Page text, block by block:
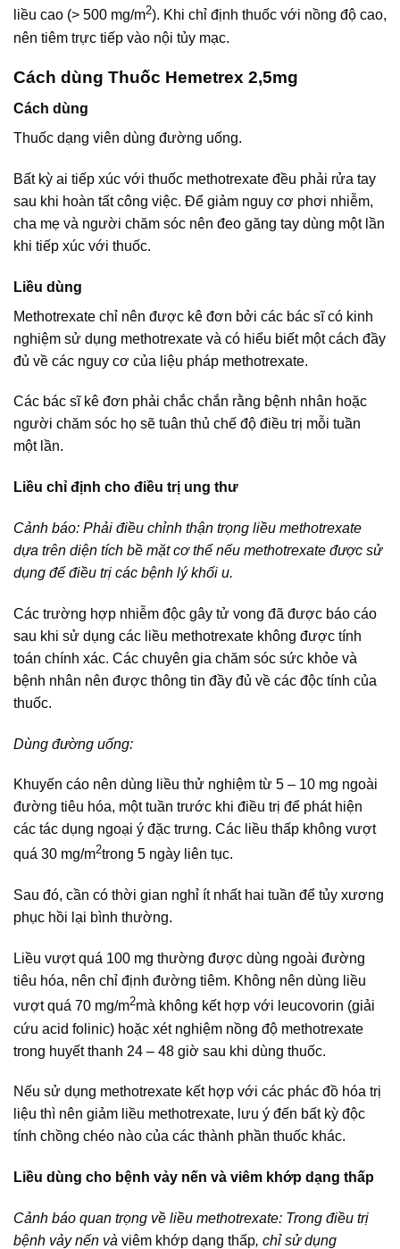
liều cao (> 500 mg/m2). Khi chỉ định thuốc với nồng độ cao,
nên tiêm trực tiếp vào nội tủy mạc.
Cách dùng Thuốc Hemetrex 2,5mg
Cách dùng
Thuốc dạng viên dùng đường uống.
Bất kỳ ai tiếp xúc với thuốc methotrexate đều phải rửa tay
sau khi hoàn tất công việc. Để giảm nguy cơ phơi nhiễm,
cha mẹ và người chăm sóc nên đeo găng tay dùng một lần
khi tiếp xúc với thuốc.
Liều dùng
Methotrexate chỉ nên được kê đơn bởi các bác sĩ có kinh
nghiệm sử dụng methotrexate và có hiểu biết một cách đầy
đủ về các nguy cơ của liệu pháp methotrexate.
Các bác sĩ kê đơn phải chắc chắn rằng bệnh nhân hoặc
người chăm sóc họ sẽ tuân thủ chế độ điều trị mỗi tuần
một lần.
Liều chỉ định cho điều trị ung thư
Cảnh báo: Phải điều chỉnh thận trọng liều methotrexate
dựa trên diện tích bề mặt cơ thể nếu methotrexate được sử
dụng để điều trị các bệnh lý khối u.
Các trường hợp nhiễm độc gây tử vong đã được báo cáo
sau khi sử dụng các liều methotrexate không được tính
toán chính xác. Các chuyên gia chăm sóc sức khỏe và
bệnh nhân nên được thông tin đầy đủ về các độc tính của
thuốc.
Dùng đường uống:
Khuyến cáo nên dùng liều thử nghiệm từ 5 – 10 mg ngoài
đường tiêu hóa, một tuần trước khi điều trị để phát hiện
các tác dụng ngoại ý đặc trưng. Các liều thấp không vượt
quá 30 mg/m2trong 5 ngày liên tục.
Sau đó, cần có thời gian nghỉ ít nhất hai tuần để tủy xương
phục hồi lại bình thường.
Liều vượt quá 100 mg thường được dùng ngoài đường
tiêu hóa, nên chỉ định đường tiêm. Không nên dùng liều
vượt quá 70 mg/m2mà không kết hợp với leucovorin (giải
cứu acid folinic) hoặc xét nghiệm nồng độ methotrexate
trong huyết thanh 24 – 48 giờ sau khi dùng thuốc.
Nếu sử dụng methotrexate kết hợp với các phác đồ hóa trị
liệu thì nên giảm liều methotrexate, lưu ý đến bất kỳ độc
tính chồng chéo nào của các thành phần thuốc khác.
Liều dùng cho bệnh vảy nến và viêm khớp dạng thấp
Cảnh báo quan trọng về liều methotrexate: Trong điều trị
bệnh vảy nến và viêm khớp dạng thấp, chỉ sử dụng